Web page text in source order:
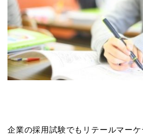
企業の採用試験でもリテールマーケ